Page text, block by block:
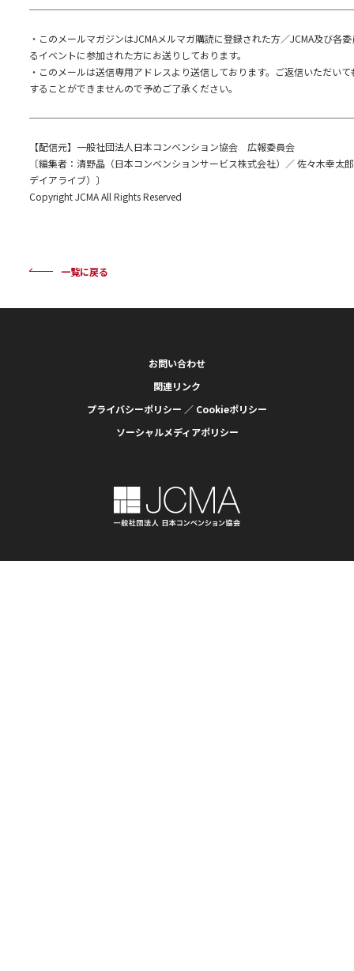
・このメールマガジンはJCMAメルマガ購読に登録された方／JCMA及び各
るイベントに参加された方にお送りしております。
・このメールは送信専用アドレスより送信しております。ご返信いただいて
することができませんので予めご了承ください。
【配信元】一般社団法人日本コンベンション協会 広報委員会
〔編集者：清野晶（日本コンベンションサービス株式会社）／ 佐々木幸太
デイアライブ）〕
Copyright JCMA All Rights Reserved
一覧に戻る
お問い合わせ
関連リンク
プライバシーポリシー ／ Cookieポリシー
ソーシャルメディアポリシー